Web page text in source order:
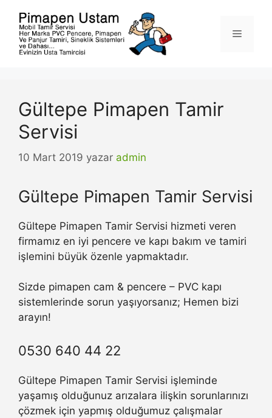
Menü
Gültepe Pimapen Tamir
Servisi
10 Mart 2019 yazar admin
Gültepe Pimapen Tamir Servisi
Gültepe Pimapen Tamir Servisi hizmeti veren
firmamız en iyi pencere ve kapı bakım ve tamiri
işlemini büyük özenle yapmaktadır.
Sizde pimapen cam & pencere – PVC kapı
sistemlerinde sorun yaşıyorsanız; Hemen bizi
arayın!
0530 640 44 22
Gültepe Pimapen Tamir Servisi işleminde
yaşamış olduğunuz arızalara ilişkin sorunlarınızı
çözmek için yapmış olduğumuz çalışmalar